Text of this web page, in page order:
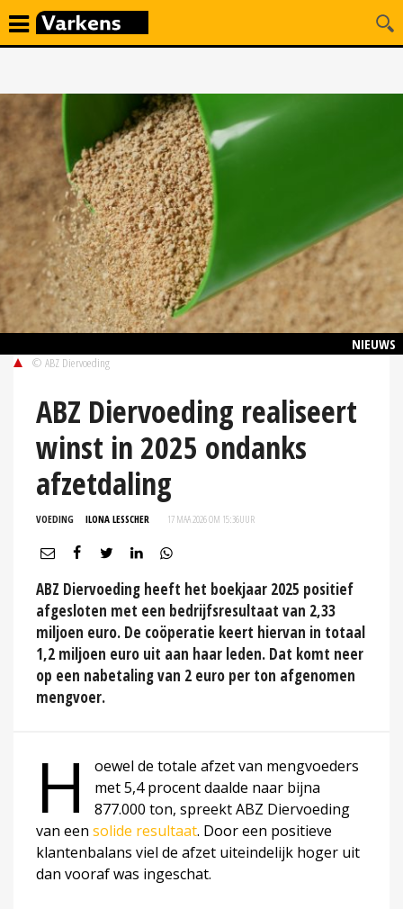
NIEUWS
© ABZ Diervoeding
ABZ Diervoeding realiseert
winst in 2025 ondanks
afzetdaling
VOEDING ILONA LESSCHER 17 MAA 2026 OM 15:36UUR
ABZ Diervoeding heeft het boekjaar 2025 positief
afgesloten met een bedrijfsresultaat van 2,33
miljoen euro. De coöperatie keert hiervan in totaal
1,2 miljoen euro uit aan haar leden. Dat komt neer
op een nabetaling van 2 euro per ton afgenomen
mengvoer.
H
oewel de totale afzet van mengvoeders
met 5,4 procent daalde naar bijna
877.000 ton, spreekt ABZ Diervoeding
van een solide resultaat. Door een positieve
klantenbalans viel de afzet uiteindelijk hoger uit
dan vooraf was ingeschat.